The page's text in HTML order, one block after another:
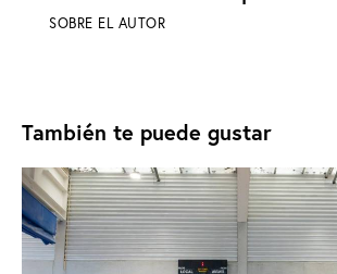
SOBRE EL AUTOR
También te puede gustar